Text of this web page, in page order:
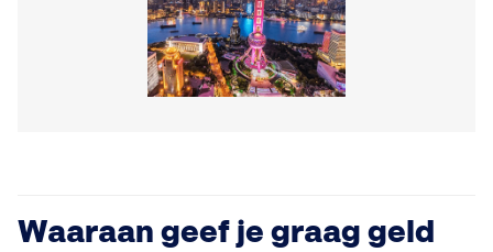
Waaraan geef je graag geld